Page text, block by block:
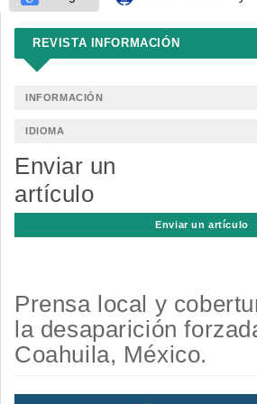
REVISTA INFORMACIÓN
INFORMACIÓN
IDIOMA
Enviar un
artículo
Enviar un artículo
Prensa local y
la desaparición
Coahuila, México.